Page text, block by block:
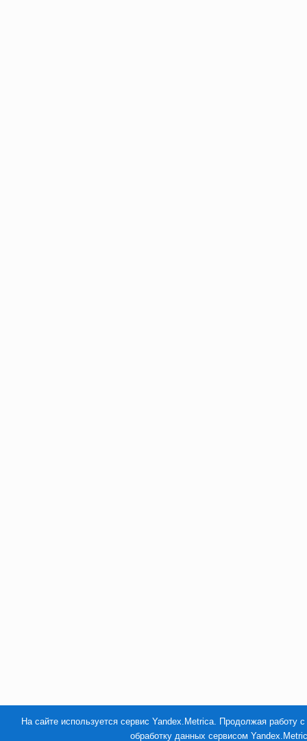
На сайте используется сервис Yandex.Metrica. Продолжая работу
обработку данных сервисом